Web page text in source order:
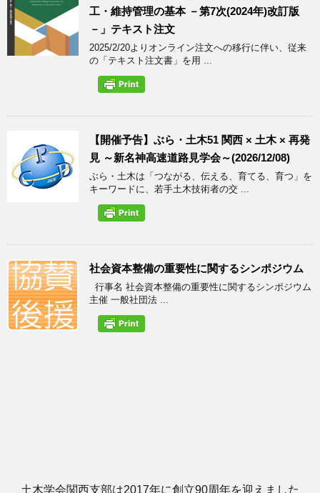
工・維持管理の基本 －第7次(2024年)改訂版
－」テキスト注文
2025/2/20よりオンライン注文への移行に伴い、従来
の「テキスト注文書」を用 ...
【開催予告】ぶら・土木51 関西 × 土木 × 再発
見 ～新名神高速道路見学会～(2026/12/08)
ぶら・土木は「つながる、伝える、育てる、育つ」を
キーワードに、若手土木技術者の交 ...
社会資本整備の重要性に関するシンポジウム
行事名 社会資本整備の重要性に関するシンポジウム
主催 一般社団法 ...
土木学会関西支部は2017年に創立90周年を迎えました